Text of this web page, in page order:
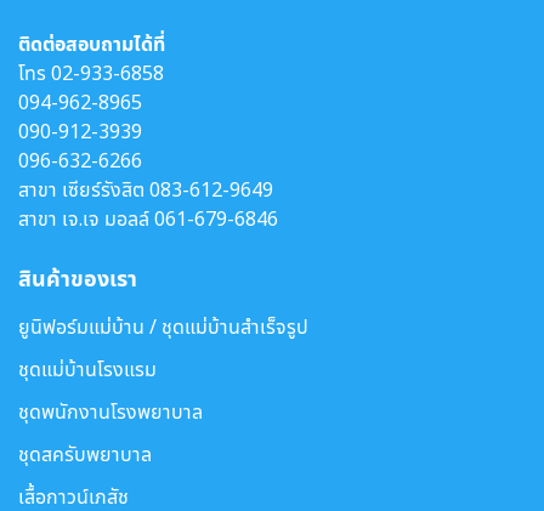
ติดต่อสอบถามได้ที่
โทร02-933-6858
094-962-8965
090-912-3939
096-632-6266
สาขา เซียร์รังสิต 083-612-9649
สาขา เจ.เจ มอลล์061-679-6846
สินค้าของเรา
ยูนิฟอร์มแม่บ้าน / ชุดแม่บ้านสำเร็จรูป
ชุดแม่บ้านโรงแรม
ชุดพนักงานโรงพยาบาล
ชุดสครับพยาบาล
เสื้อกาวน์เภสัช